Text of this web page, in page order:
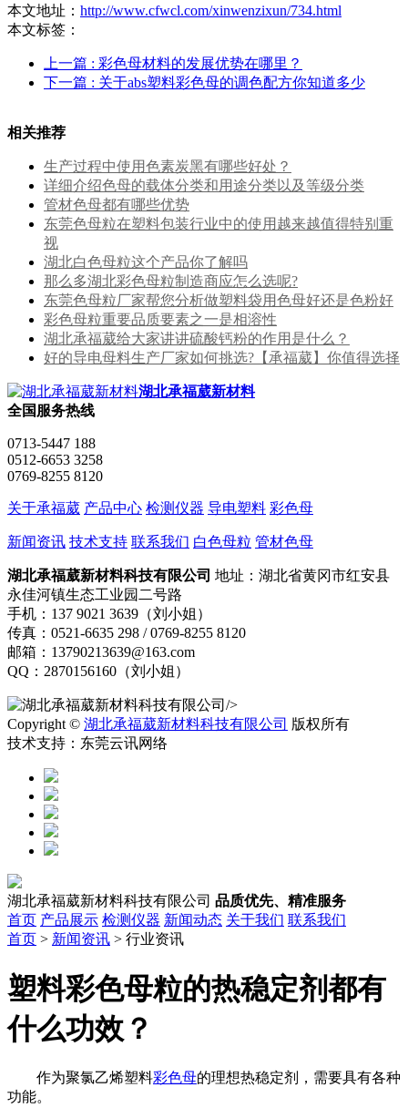
本文地址： http://www.cfwcl.com/xinwenzixun/734.html
本文标签：
上一篇 : 彩色母材料的发展优势在哪里？
下一篇 : 关于abs塑料彩色母的调色配方你知道多少
相关推荐
生产过程中使用色素炭黑有哪些好处？
详细介绍色母的载体分类和用途分类以及等级分类
管材色母都有哪些优势
东莞色母粒在塑料包装行业中的使用越来越值得特别重
视
湖北白色母粒这个产品你了解吗
那么多湖北彩色母粒制造商应怎么选呢?
东莞色母粒厂家帮您分析做塑料袋用色母好还是色粉好
彩色母粒重要品质要素之一是相溶性
湖北承福葳给大家讲讲硫酸钙粉的作用是什么？
好的导电母料生产厂家如何挑选?【承福葳】你值得选择
湖北承福葳新材料
全国服务热线
0713-5447 188
0512-6653 3258
0769-8255 8120
关于承福葳 产品中心 检测仪器 导电塑料 彩色母
新闻资讯 技术支持 联系我们 白色母粒 管材色母
湖北承福葳新材料科技有限公司 地址：湖北省黄冈市红安县
永佳河镇生态工业园二号路
手机：137 9021 3639（刘小姐）
传真：0521-6635 298 / 0769-8255 8120
邮箱：13790213639@163.com
QQ：2870156160（刘小姐）
/>
Copyright © 湖北承福葳新材料科技有限公司 版权所有
技术支持：东莞云讯网络
湖北承福葳新材料科技有限公司 品质优先、精准服务
首页 产品展示 检测仪器 新闻动态 关于我们 联系我们
首页 > 新闻资讯 > 行业资讯
塑料彩色母粒的热稳定剂都有
什么功效？
作为聚氯乙烯塑料彩色母的理想热稳定剂，需要具有各种
功能。